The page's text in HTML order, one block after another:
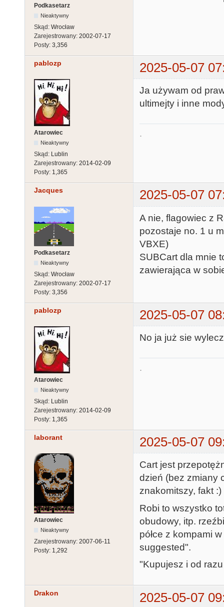
Podkasetarz
Nieaktywny
Skąd: Wrocław
Zarejestrowany: 2002-07-17
Posty: 3,356
pablozp 2025-05-07
Atarowiec
Nieaktywny
Skąd: Lublin
Zarejestrowany: 2014-02-09
Posty: 1,365
Ja używam od
ultimejty i inne
.
Jacques 2025-05-07
Podkasetarz
Nieaktywny
Skąd: Wrocław
Zarejestrowany: 2002-07-17
Posty: 3,356
A nie, flagowiec z
pozostaje no. 1 u
VBXE)
SUBCart dla mnie
zawierająca w
pablozp 2025-05-07
Atarowiec
Nieaktywny
Skąd: Lublin
Zarejestrowany: 2014-02-09
Posty: 1,365
No ja już sie
.
laborant 2025-05-07
Atarowiec
Nieaktywny
Zarejestrowany: 2007-06-11
Posty: 1,292
Cart jest
dzień (bez zmiany
znakomitszy, fakt :)
Robi to wszystko
obudowy, itp.
półce z kompami
suggested".
"Kupujesz i od razu
Drakon
2025-05-07